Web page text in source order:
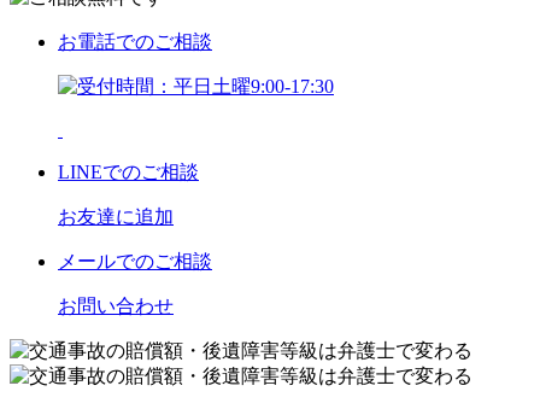
お電話でのご相談
LINEでのご相談
お友達に追加
メールでのご相談
お問い合わせ